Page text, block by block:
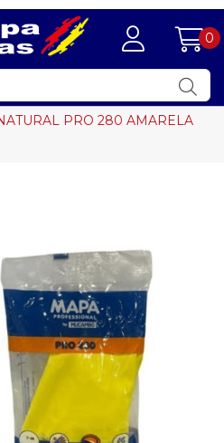
0
PRO 280 AMARELA